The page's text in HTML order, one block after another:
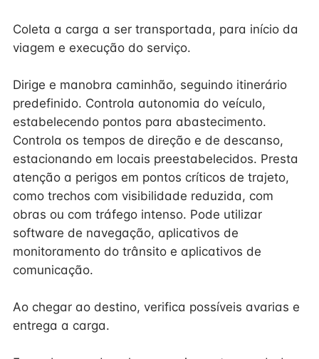
Coleta a carga a ser transportada, para início da
viagem e execução do serviço.
Dirige e manobra caminhão, seguindo itinerário
predefinido. Controla autonomia do veículo,
estabelecendo pontos para abastecimento.
Controla os tempos de direção e de descanso,
estacionando em locais preestabelecidos. Presta
atenção a perigos em pontos críticos de trajeto,
como trechos com visibilidade reduzida, com
obras ou com tráfego intenso. Pode utilizar
software de navegação, aplicativos de
monitoramento do trânsito e aplicativos de
comunicação.
Ao chegar ao destino, verifica possíveis avarias e
entrega a carga.